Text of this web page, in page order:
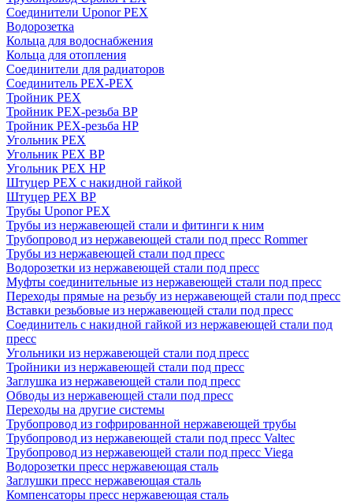
Соединители Uponor PEX
Водорозетка
Кольца для водоснабжения
Кольца для отопления
Соединители для радиаторов
Соединитель PEX-PEX
Тройник PEX
Тройник PEX-резьба ВР
Тройник PEX-резьба НР
Угольник PEX
Угольник PEX ВР
Угольник PEX НР
Штуцер PEX c накидной гайкой
Штуцер PEX ВР
Трубы Uponor PEX
Трубы из нержавеющей стали и фитинги к ним
Трубопровод из нержавеющей стали под пресс Rommer
Трубы из нержавеющей стали под пресс
Водорозетки из нержавеющей стали под пресс
Муфты соединительные из нержавеющей стали под пресс
Переходы прямые на резьбу из нержавеющей стали под пресс
Вставки резьбовые из нержавеющей стали под пресс
Соединитель с накидной гайкой из нержавеющей стали под
пресс
Угольники из нержавеющей стали под пресс
Тройники из нержавеющей стали под пресс
Заглушка из нержавеющей стали под пресс
Обводы из нержавеющей стали под пресс
Переходы на другие системы
Трубопровод из гофрированной нержавеющей трубы
Трубопровод из нержавеющей стали под пресс Valtec
Трубопровод из нержавеющей стали под пресс Viega
Водорозетки пресс нержавеющая сталь
Заглушки пресс нержавеющая сталь
Компенсаторы пресс нержавеющая сталь